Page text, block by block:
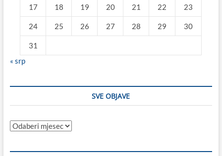
17 18 19 20 21 22 23
24 25 26 27 28 29 30
31
« srp
SVE OBJAVE
Sve